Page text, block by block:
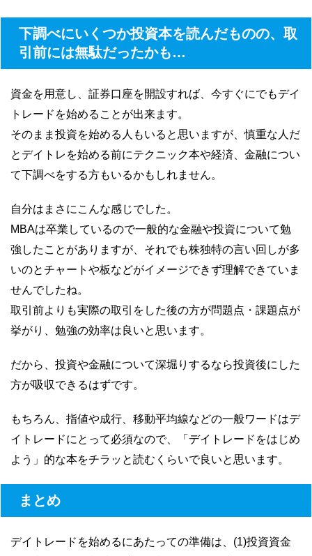
下調べにいくつか投資本を読んだものの、取
引前には無駄だったかも…
資金を用意し、証券口座を開設すれば、今すぐにでもデイ
トレードを始めることが出来ます。
そのまま投資を始める人もいると思いますが、慎重な人だ
とデイトレを始める前にテクニック本や経済、金融につい
て下調べをする方もいるかもしれません。
自分はまさにこんな感じでした。
MBAは卒業しているので一般的な金融や投資について勉
強したことがありますが、それでも株独特の言い回しが多
いのとチャートや板などがイメージできず理解できていま
せんでしたね。
取引前よりも実際の取引をした後の方が問題点・課題点が
挙がり、勉強の効率は良いと思います。
だから、投資や金融について深堀りするなら投資後にした
方が吸収できるはずです。
もちろん、指値や成行、移動平均線などの一般ワードはデ
イトレードにとって必須なので、「デイトレードをはじめ
よう」的な本をチラッと読むくらいで良いと思います。
まとめ
デイトレードを始めるにあたっての準備は、(1)投資資金